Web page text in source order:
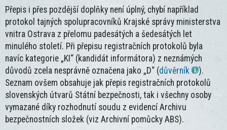
Přepis i přes pozdější doplňky není úplný, chybí například
protokol tajných spolupracovníků Krajské správy ministerstva
vnitra Ostrava z přelomu padesátých a šedesátých let
minulého století. Při přepisu registračních protokolů byla
navíc kategorie „KI“ (kandidát informátora) z neznámých
důvodů zcela nesprávně označena jako „D“ (důvěrník
).
Seznam ovšem obsahuje jak přepis registračních protokolů
slovenských útvarů Státní bezpečnosti, tak i všechny osoby
vymazané díky rozhodnutí soudu z evidencí Archivu
bezpečnostních složek (viz Archivní pomůcky ABS).